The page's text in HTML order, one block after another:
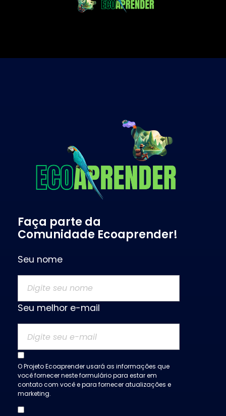
Faça parte da
Comunidade Ecoaprender!
Seu nome
Seu melhor e-mail
O Projeto Ecoaprender usará as informações que
você fornecer neste formulário para estar em
contato com você e para fornecer atualizações e
marketing.